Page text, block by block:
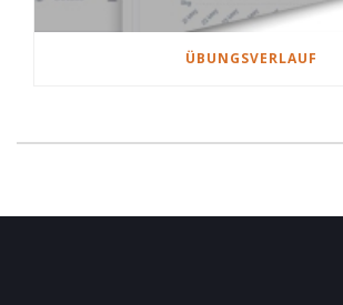
ÜBUNGSVERLAUF